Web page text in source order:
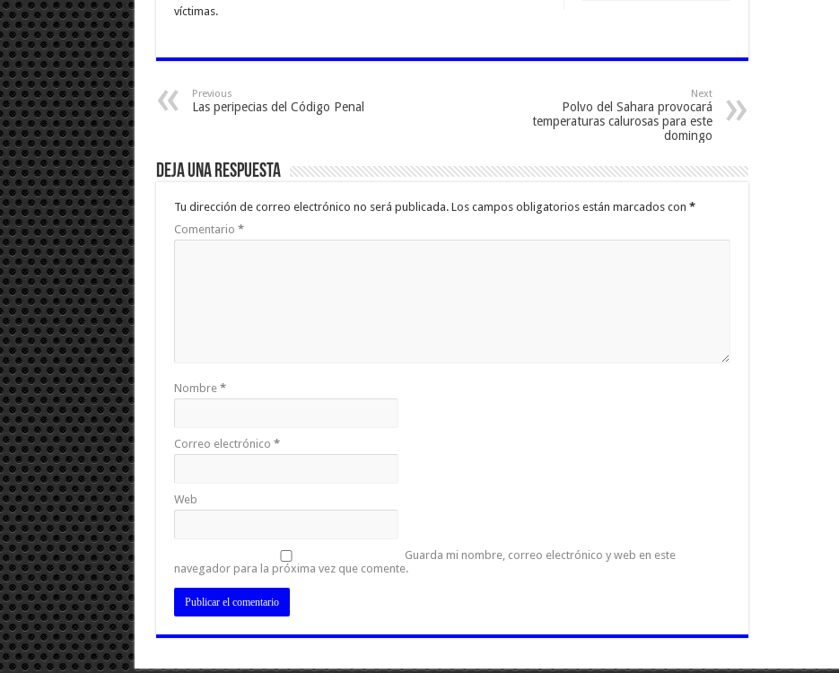
víctimas.
Previous
Las peripecias del Código Penal
Next
Polvo del Sahara provocará
temperaturas calurosas para este
domingo
Deja una respuesta
Tu dirección de correo electrónico no será publicada. Los campos obligatorios están marcados con *
Comentario *
Nombre *
Correo electrónico *
Web
Guarda mi nombre, correo electrónico y web en este
navegador para la próxima vez que comente.